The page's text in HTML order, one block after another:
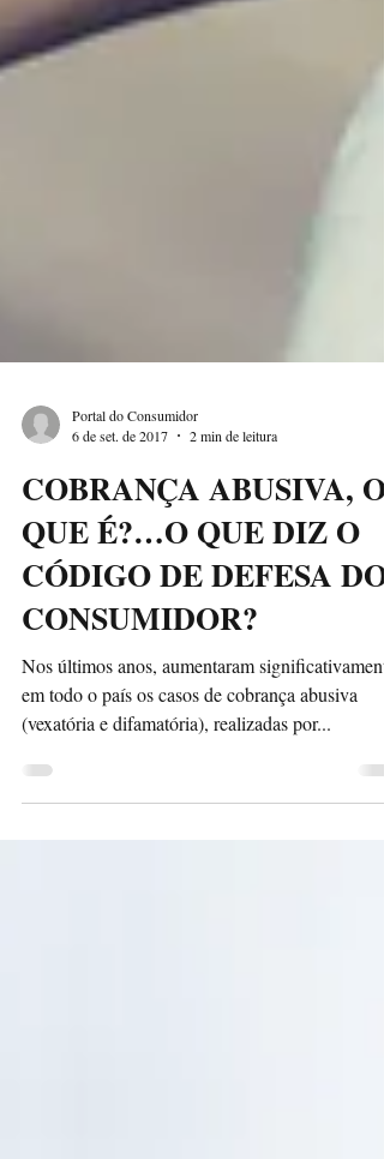
Portal do Consumidor
6 de set. de 2017
COBRANÇA ABUSIVA, O
QUE É?…O QUE DIZ O
CÓDIGO DE DEFESA DO
CONSUMIDOR?
Nos últimos anos, aumentaram
em todo o país os casos de cobrança abusiva
(vexatória e difamatória), realizadas por...